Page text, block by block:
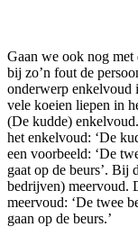
Gaan we ook nog met
bij zo’n fout de
onderwerp enkelvoud
vele koeien liepen in
(De kudde)
het enkelvoud: ‘De
een voorbeeld: ‘De
gaat op de beurs’. Bij
bedrijven) meervoud.
meervoud: ‘De twee
gaan op de beurs.’